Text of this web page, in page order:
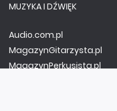
MUZYKA I DŹWIĘK
Audio.com.pl
MagazynGitarzysta.pl
MagazynPerkusista.pl